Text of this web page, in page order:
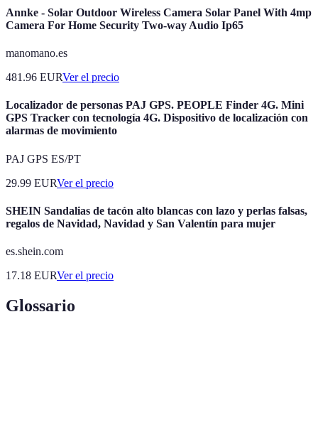
Annke - Solar Outdoor Wireless Camera Solar Panel With 4mp
Camera For Home Security Two-way Audio Ip65
manomano.es
481.96 EURVer el precio
Localizador de personas PAJ GPS. PEOPLE Finder 4G. Mini
GPS Tracker con tecnología 4G. Dispositivo de localización con
alarmas de movimiento
PAJ GPS ES/PT
29.99 EURVer el precio
SHEIN Sandalias de tacón alto blancas con lazo y perlas falsas,
regalos de Navidad, Navidad y San Valentín para mujer
es.shein.com
17.18 EURVer el precio
Glossario